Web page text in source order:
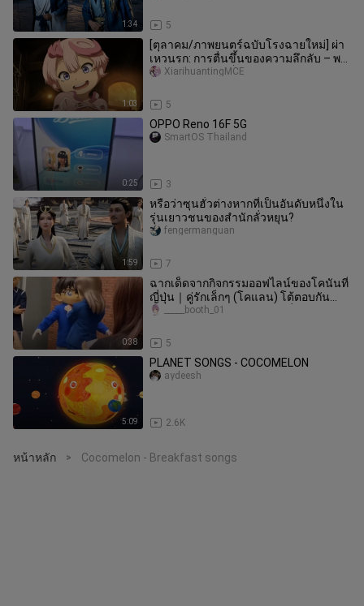
1:34 5
1:03
[ตุลาคม/ภาพยนตร์ฉบับโรงฉายใหม่] ผ่า
เหวนรก: การตื่นขึ้นของความลึกลับ – พรี
วิวตัวอย่างฉบับเต็ม [ทีมแปล
5
XiarihuantingMCE
0:25
OPPO Reno 16F 5G
3
SmartOS Thailand
1:59
หรือว่าซุนฮั่วต่างหากที่เป็นอันดับหนึ่งใน
รุ่นเยาวชนของสำนักลั่วหยุน?
7
fengermanguan
0:38
ฉากเด็ดจากกิจกรรมออฟไลน์ของโคนันที่
ญี่ปุ่น｜คู่รักเล็กๆ (โคแลน) โต้ตอบกัน
อย่างน่ารักจนแฟนคลับชาวญี่ปุ
5
_____booth_01
5:09
PLANET SONGS - COCOMELON
2.6K
aydeesh
หน้าหลัก > Cocomelon - Breakfast songs